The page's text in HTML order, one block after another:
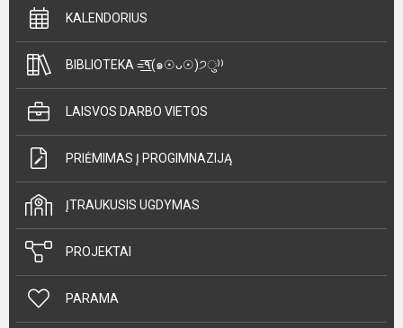
KALENDORIUS
BIBLIOTEKA =͟͟͞͞٩(๑☉ᴗ☉)੭ु⁾⁾
LAISVOS DARBO VIETOS
PRIĖMIMAS Į PROGIMNAZIJĄ
ĮTRAUKUSIS UGDYMAS
PROJEKTAI
PARAMA